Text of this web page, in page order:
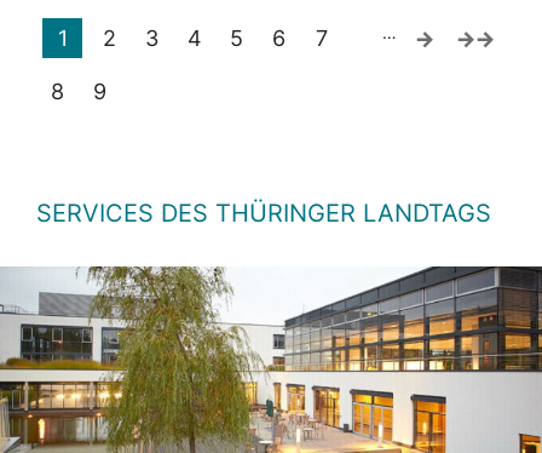
1 2 3 4 5 6 7
8 9
…
SERVICES DES THÜRINGER LANDTAGS